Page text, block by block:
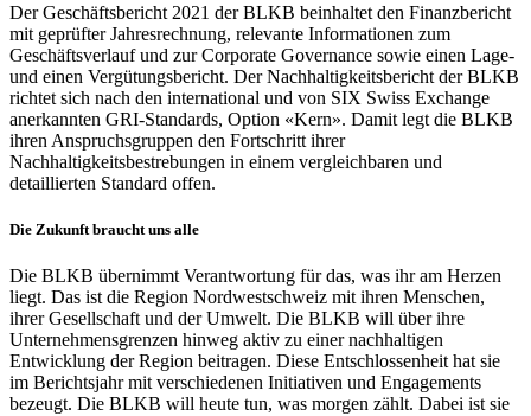
Der Geschäftsbericht 2021 der BLKB beinhaltet den Finanzbericht
mit geprüfter Jahresrechnung, relevante Informationen zum
Geschäftsverlauf und zur Corporate Governance sowie einen Lage-
und einen Vergütungsbericht. Der Nachhaltigkeitsbericht der BLKB
richtet sich nach den international und von SIX Swiss Exchange
anerkannten GRI-Standards, Option «Kern». Damit legt die BLKB
ihren Anspruchsgruppen den Fortschritt ihrer
Nachhaltigkeitsbestrebungen in einem vergleichbaren und
detaillierten Standard offen.
Die Zukunft braucht uns alle
Die BLKB übernimmt Verantwortung für das, was ihr am Herzen
liegt. Das ist die Region Nordwestschweiz mit ihren Menschen,
ihrer Gesellschaft und der Umwelt. Die BLKB will über ihre
Unternehmensgrenzen hinweg aktiv zu einer nachhaltigen
Entwicklung der Region beitragen. Diese Entschlossenheit hat sie
im Berichtsjahr mit verschiedenen Initiativen und Engagements
bezeugt. Die BLKB will heute tun, was morgen zählt. Dabei ist sie